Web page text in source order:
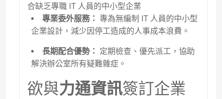
合缺乏專職 IT 人員的中小型企業
專業委外服務： 專為無編制 IT 人員的中小型
企業設計，減少因停工造成的人事成本浪費。
長期配合優勢： 定期檢查、優先派工，協助
解決辦公室所有疑難雜症。
欲與力通資訊簽訂企業